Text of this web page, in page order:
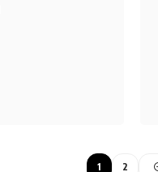
1 2